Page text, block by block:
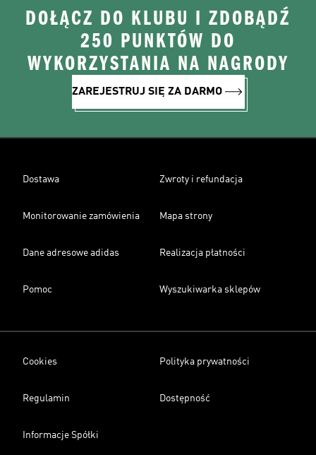
DOŁĄCZ DO KLUBU I ZDOBĄDŹ
250 PUNKTÓW DO
WYKORZYSTANIA NA NAGRODY
ZAREJESTRUJ SIĘ ZA DARMO
Dostawa Zwroty i refundacja
Monitorowanie zamówienia Mapa strony
Dane adresowe adidas Realizacja płatności
Pomoc Wyszukiwarka sklepów
Cookies Polityka prywatności
Regulamin Dostępność
Informacje Spółki